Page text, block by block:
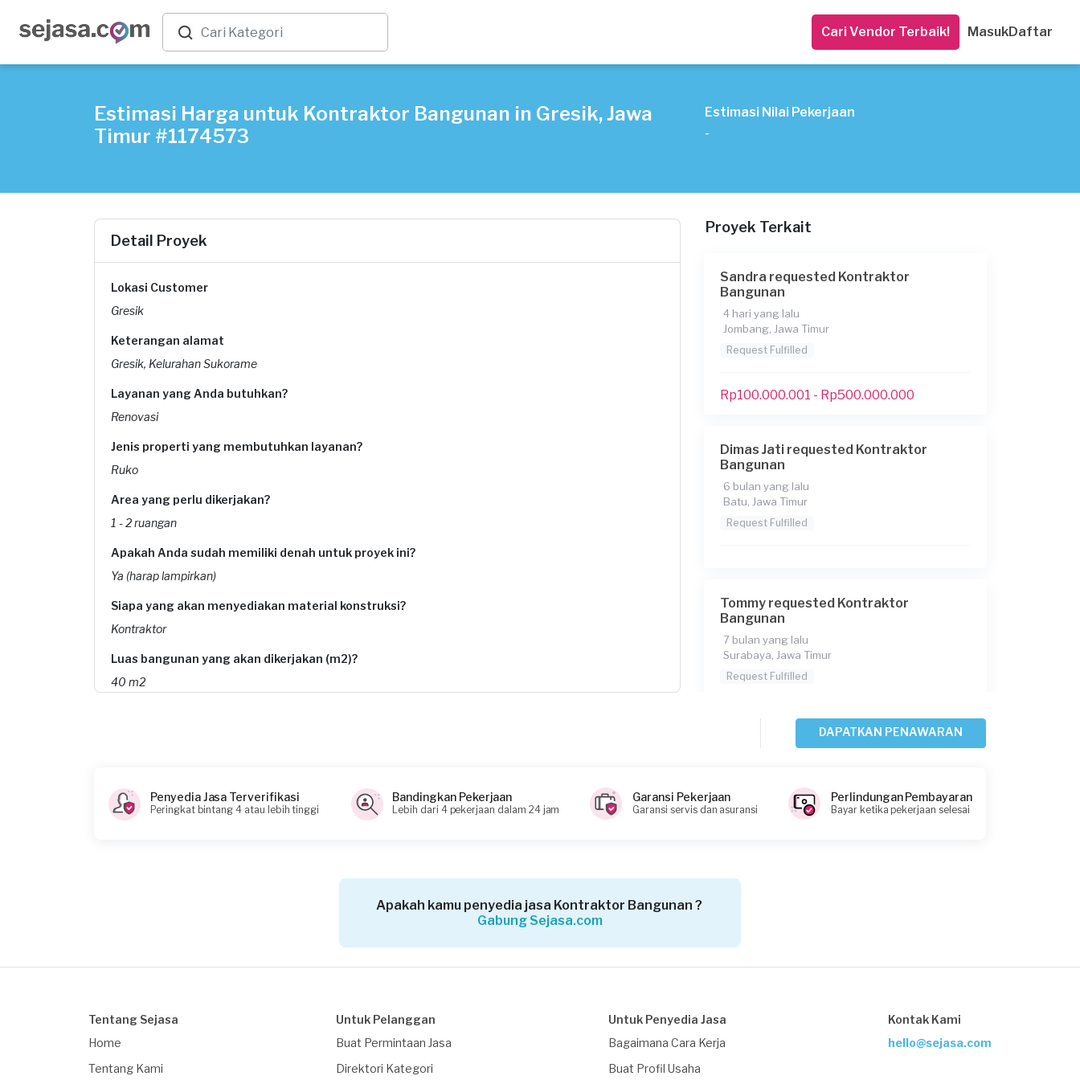
Cari Vendor Terbaik! MasukDaftar
Estimasi Harga untuk Kontraktor Bangunan in Gresik, Jawa
Timur #1174573
Estimasi Nilai Pekerjaan
-
Detail Proyek
Lokasi Customer
Gresik
Keterangan alamat
Gresik, Kelurahan Sukorame
Layanan yang Anda butuhkan?
Renovasi
Jenis properti yang membutuhkan layanan?
Ruko
Area yang perlu dikerjakan?
1 - 2 ruangan
Apakah Anda sudah memiliki denah untuk proyek ini?
Ya (harap lampirkan)
Siapa yang akan menyediakan material konstruksi?
Kontraktor
Luas bangunan yang akan dikerjakan (m2)?
40 m2
Perluasan Ruangan
Kapan anda membutuhkan layanan
Proyek Terkait
Sandra requested Kontraktor
Bangunan
4 hari yang lalu
Jombang, Jawa Timur
Request Fulfilled
Rp100.000.001 - Rp500.000.000
Dimas Jati requested Kontraktor
Bangunan
6 bulan yang lalu
Batu, Jawa Timur
Request Fulfilled
Tommy requested Kontraktor
Bangunan
7 bulan yang lalu
Surabaya, Jawa Timur
Request Fulfilled
Rp5.000.001 - Rp10.000.000
Bangunan
9 bulan yang lalu
Bangunan
10 bulan yang lalu
Rp50.000.001 - Rp100.000.000
DAPATKAN PENAWARAN
Penyedia Jasa Terverifikasi
Peringkat bintang 4 atau lebih tinggi
Bandingkan Pekerjaan
Lebih dari 4 pekerjaan dalam 24 jam
Garansi Pekerjaan
Garansi servis dan asuransi
Perlindungan Pembayaran
Bayar ketika pekerjaan selesai
Apakah kamu penyedia jasa Kontraktor Bangunan ?
Gabung Sejasa.com
Tentang Sejasa
Home
Tentang Kami
Untuk Pelanggan
Buat Permintaan Jasa
Direktori Kategori
Untuk Penyedia Jasa
Bagaimana Cara Kerja
Buat Profil Usaha
Kontak Kami
hello@sejasa.com